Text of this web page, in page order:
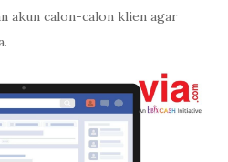
akun calon-calon klien agar